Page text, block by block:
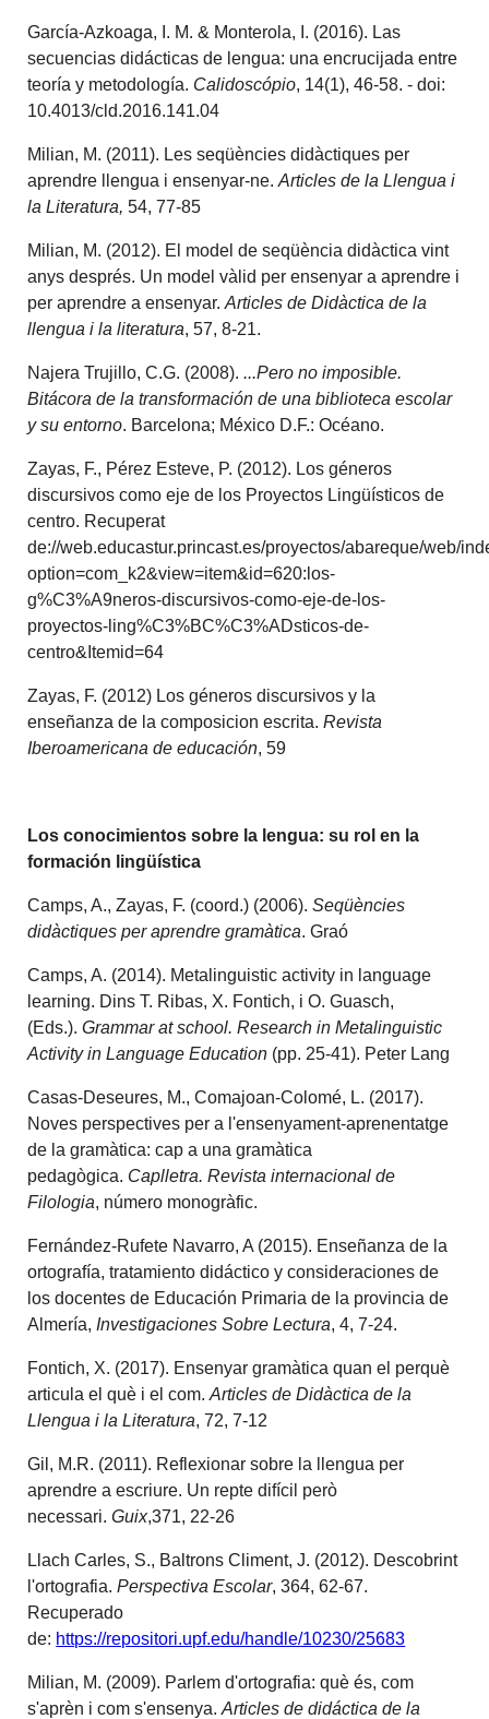
García-Azkoaga, I. M. & Monterola, I. (2016). Las
secuencias didácticas de lengua: una encrucijada entre
teoría y metodología. Calidoscópio, 14(1), 46-58. - doi:
10.4013/cld.2016.141.04
Milian, M. (2011). Les seqüències didàctiques per
aprendre llengua i ensenyar-ne.Articles de la Llengua i
la Literatura, 54, 77-85
Milian, M. (2012). El model de seqüència didàctica vint
anys després. Un model vàlid per ensenyar a aprendre i
per aprendre a ensenyar.Articles de Didàctica de la
llengua i la literatura, 57, 8-21.
Najera Trujillo, C.G. (2008)....Pero no imposible.
Bitácora de la transformación de una biblioteca escolar
y su entorno. Barcelona; México D.F.: Océano.
Zayas, F., Pérez Esteve, P. (2012). Los géneros
discursivos como eje de los Proyectos Lingüísticos de
centro. Recuperat
de://web.educastur.princast.es/proyectos/abareque/web/
option=com_k2&view=item&id=620:los-
g%C3%A9neros-discursivos-como-eje-de-los-
proyectos-ling%C3%BC%C3%ADsticos-de-
centro&Itemid=64
Zayas, F. (2012) Los géneros discursivos y la
enseñanza de la composicion escrita.Revista
Iberoamericana de educación, 59
Los conocimientos sobre la lengua: su rol en la
formación lingüística
Camps, A., Zayas, F. (coord.) (2006).Seqüències
didàctiques per aprendre gramàtica. Graó
Camps, A. (2014). Metalinguistic activity in language
learning. Dins T. Ribas, X. Fontich, i O. Guasch,
(Eds.). Grammar at school. Research in Metalinguistic
Activity in Language Education (pp. 25-41). Peter Lang
Casas-Deseures, M., Comajoan-Colomé, L. (2017).
Noves perspectives per a l'ensenyament-aprenentatge
de la gramàtica: cap a una gramàtica
pedagògica. Caplletra. Revista internacional de
Filologia, número monogràfic.
Fernández-Rufete Navarro, A (2015). Enseñanza de la
ortografía, tratamiento didáctico y consideraciones de
los docentes de Educación Primaria de la provincia de
Almería, Investigaciones Sobre Lectura, 4, 7-24.
Fontich, X. (2017). Ensenyar gramàtica quan el perquè
articula el què i el com.Articles de Didàctica de la
Llengua i la Literatura, 72, 7-12
Gil, M.R. (2011). Reflexionar sobre la llengua per
aprendre a escriure. Un repte difícil però
necessari.Guix,371, 22-26
Llach Carles, S., Baltrons Climent, J. (2012). Descobrint
l'ortografia.Perspectiva Escolar, 364, 62-67.
Recuperado
de: https://repositori.upf.edu/handle/10230/25683
Milian, M. (2009). Parlem d'ortografia: què és, com
s'aprèn i com s'ensenya.Articles de didáctica de la